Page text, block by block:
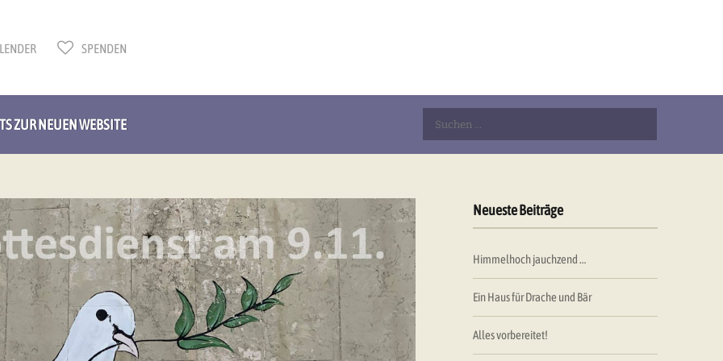
SPENDEN
ZUR NEUEN WEBSITE
Neueste Beiträge
Himmelhoch jauchzend …
Ein Haus für Drache und Bär
Alles vorbereitet!